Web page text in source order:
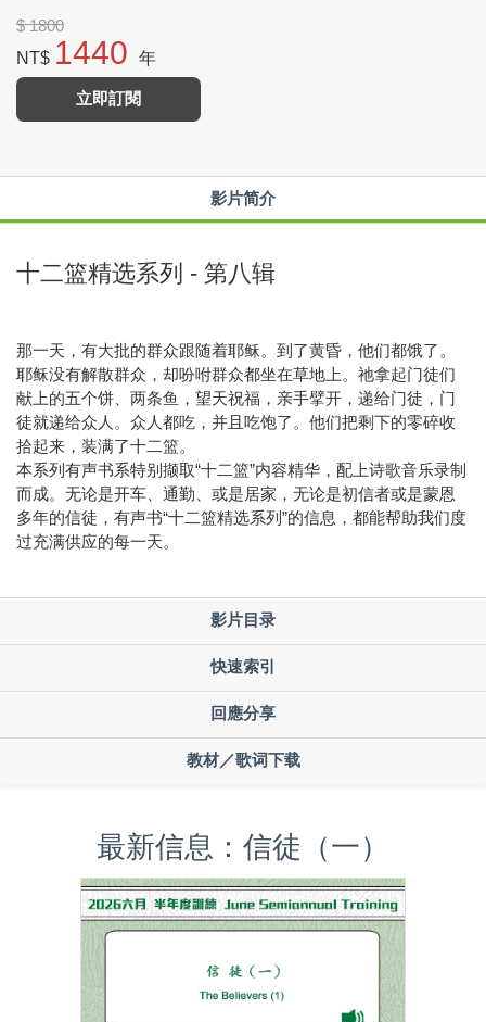
$ 1800
NT$ 1440 年
立即訂閱
影片简介
十二篮精选系列 - 第八辑
那一天，有大批的群众跟随着耶稣。到了黄昏，他们都饿了。
耶稣没有解散群众，却吩咐群众都坐在草地上。祂拿起门徒们
献上的五个饼、两条鱼，望天祝福，亲手擘开，递给门徒，门
徒就递给众人。众人都吃，并且吃饱了。他们把剩下的零碎收
拾起来，装满了十二篮。
本系列有声书系特别撷取“十二篮”内容精华，配上诗歌音乐录制
而成。无论是开车、通勤、或是居家，无论是初信者或是蒙恩
多年的信徒，有声书“十二篮精选系列”的信息，都能帮助我们度
过充满供应的每一天。
影片目录
快速索引
回應分享
教材／歌词下载
最新信息：信徒（一）